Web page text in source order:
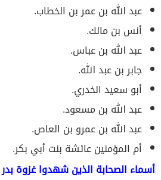
عبد الله بن عمر بن الخطاب.
أنس بن مالك.
عبد الله بن عباس.
جابر بن عبد الله.
أبو سعيد الخدري.
عبد الله بن مسعود.
عبد الله بن عمرو بن العاص.
أم المؤمنين عائشة بنت أبي بكر.
أسماء الصحابة الذين شهدوا غزوة بدر